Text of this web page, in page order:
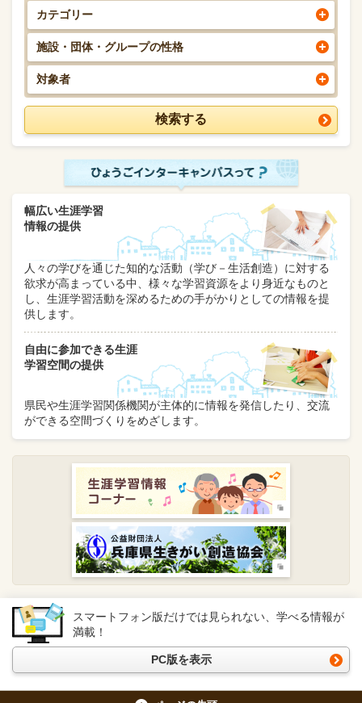
カテゴリー
施設・団体・グループの性格
対象者
幅広い生涯学習
情報の提供
人々の学びを通じた知的な活動（学び－生活創造）に対する
欲求が高まっている中、様々な学習資源をより身近なものと
し、生涯学習活動を深めるための手がかりとしての情報を提
供します。
自由に参加できる生涯
学習空間の提供
県民や生涯学習関係機関が主体的に情報を発信したり、交流
ができる空間づくりをめざします。
スマートフォン版だけでは見られない、学べる情報が
満載！
PC版を表示